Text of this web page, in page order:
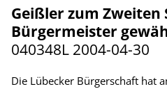
Geißler zum
Bürgermeister
040348L 2004-04-30
Die Lübecker Bürgerschaft hat